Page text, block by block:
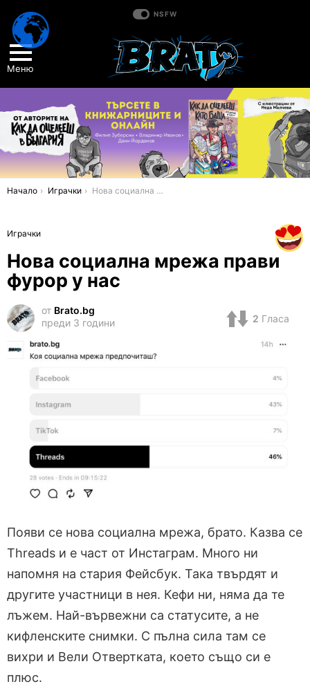
NSFW
Меню
You are here:
Начало Играчки Нова социална мрежа прави фурор у нас
Играчки
Нова социална мрежа прави
фурор у нас
от Brato.bg
преди 3 години
2 Гласа
Появи се нова социална мрежа, брато. Казва се
Threads и е част от Инстаграм. Много ни
напомня на стария Фейсбук. Така твърдят и
другите участници в нея. Кефи ни, няма да те
лъжем. Най-вървежни са статусите, а не
кифленските снимки. С пълна сила там се
вихри и Вели Отвертката, което също си е
плюс.